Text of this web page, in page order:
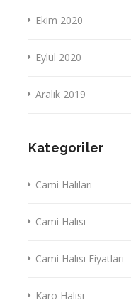
Ekim 2020
Eylül 2020
Aralık 2019
Kategoriler
Cami Halıları
Cami Halısı
Cami Halısı Fiyatları
Karo Halısı